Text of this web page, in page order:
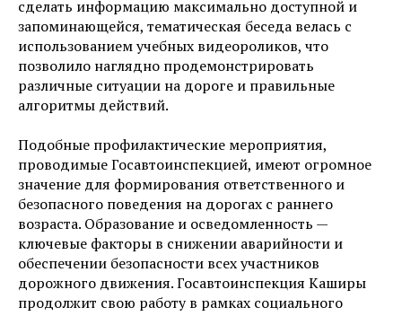
сделать информацию максимально доступной и
запоминающейся, тематическая беседа велась с
использованием учебных видеороликов, что
позволило наглядно продемонстрировать
различные ситуации на дороге и правильные
алгоритмы действий.
Подобные профилактические мероприятия,
проводимые Госавтоинспекцией, имеют огромное
значение для формирования ответственного и
безопасного поведения на дорогах с раннего
возраста. Образование и осведомленность —
ключевые факторы в снижении аварийности и
обеспечении безопасности всех участников
дорожного движения. Госавтоинспекция Каширы
продолжит свою работу в рамках социального